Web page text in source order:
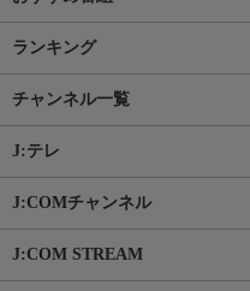
ランキング
チャンネル一覧
J:テレ
J:COMチャンネル
J:COM STREAM